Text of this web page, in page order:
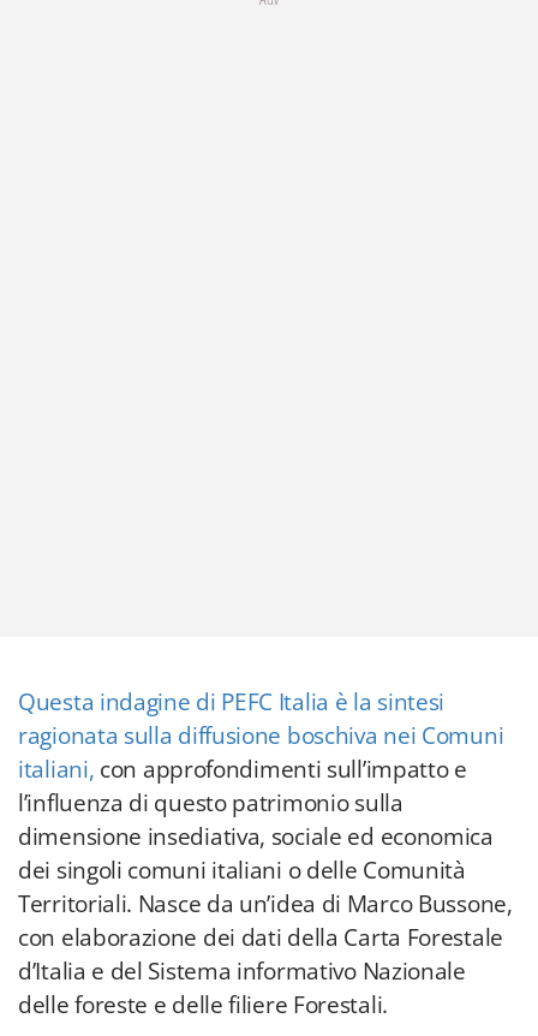
Questa indagine di PEFC Italia è la sintesi
ragionata sulla diffusione boschiva nei Comuni
italiani, con approfondimenti sull’impatto e
l’influenza di questo patrimonio sulla
dimensione insediativa, sociale ed economica
dei singoli comuni italiani o delle Comunità
Territoriali. Nasce da un’idea di Marco Bussone,
con elaborazione dei dati della Carta Forestale
d’Italia e del Sistema informativo Nazionale
delle foreste e delle filiere Forestali.